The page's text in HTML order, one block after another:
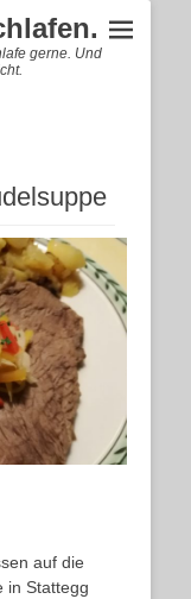
gerne. Und
auf die
in Stattegg